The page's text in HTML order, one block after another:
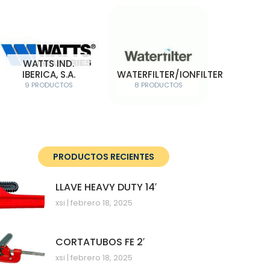
WATTS IND.
IBERICA, S.A.
9 PRODUCTOS
WATERFILTER/IONFILTER
8 PRODUCTOS
PRODUCTOS RECIENTES
LLAVE HEAVY DUTY 14′
xsi febrero 18, 2025
CORTATUBOS FE 2′
xsi febrero 18, 2025